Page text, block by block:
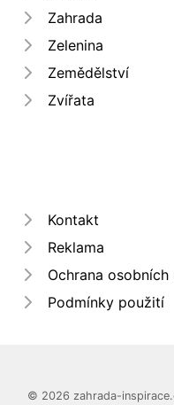
Zahrada
Zelenina
Zemědělství
Zvířata
Kontakt
Reklama
Ochrana osobních
Podmínky použití
© 2026 zahrada-